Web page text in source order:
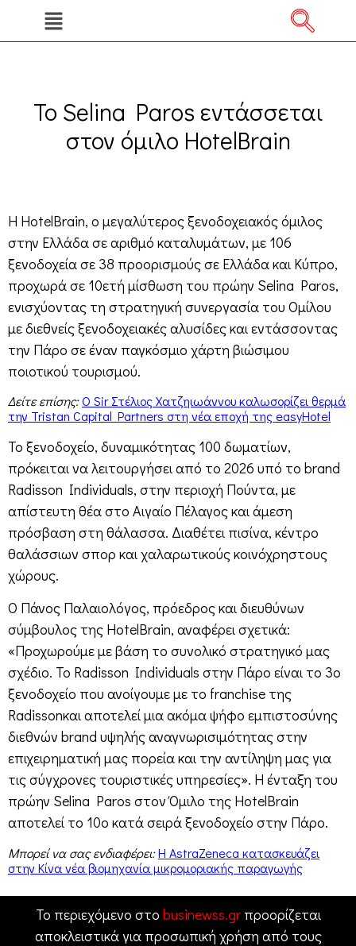
Το Selina Paros εντάσσεται
στον όμιλο HotelBrain
Η HotelBrain, ο μεγαλύτερος ξενοδοχειακός όμιλος
στην Ελλάδα σε αριθμό καταλυμάτων, με 106
ξενοδοχεία σε 38 προορισμούς σε Ελλάδα και Κύπρο,
προχωρά σε 10ετή μίσθωση του πρώην Selina Paros,
ενισχύοντας τη στρατηγική συνεργασία του Ομίλου
με διεθνείς ξενοδοχειακές αλυσίδες και εντάσσοντας
την Πάρο σε έναν παγκόσμιο χάρτη βιώσιμου
ποιοτικού τουρισμού.
Δείτε επίσης:Ο Sir Στέλιος Χατζηιωάννου καλωσορίζει θερμά
την Tristan Capital Partners στη νέα εποχή της easyHotel
Το ξενοδοχείο, δυναμικότητας 100 δωματίων,
πρόκειται να λειτουργήσει από το 2026 υπό το brand
Radisson Individuals, στην περιοχή Πούντα, με
απίστευτη θέα στο Αιγαίο Πέλαγος και άμεση
πρόσβαση στη θάλασσα. Διαθέτει πισίνα, κέντρο
θαλάσσιων σπορ και χαλαρωτικούς κοινόχρηστους
χώρους.
Ο Πάνος Παλαιολόγος, πρόεδρος και διευθύνων
σύμβουλος της HotelBrain, αναφέρει σχετικά:
«Προχωρούμε με βάση το συνολικό στρατηγικό μας
σχέδιο. Το Radisson Individuals στην Πάρο είναι το 3ο
ξενοδοχείο που ανοίγουμε με το franchise της
Radissonκαι αποτελεί μια ακόμα ψήφο εμπιστοσύνης
διεθνών brand υψηλής αναγνωρισιμότητας στην
επιχειρηματική μας πορεία και την αντίληψη μας για
τις σύγχρονες τουριστικές υπηρεσίες». Η ένταξη του
πρώην Selina Paros στον Όμιλο της HotelBrain
αποτελεί το 10ο κατά σειρά ξενοδοχείο στην Πάρο.
Μπορεί να σας ενδιαφέρει:Η AstraZeneca κατασκευάζει
στην Κίνα νέα βιομηχανία μικρομοριακής παραγωγής
Το περιεχόμενο στο businewss.grπροορίζεται
αποκλειστικά για προσωπική χρήση από τους